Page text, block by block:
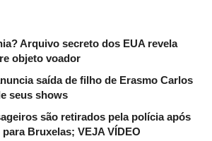
Arquivo secreto dos EUA revela
objeto voador
saída de filho de Erasmo Carlos
seus shows
são retirados pela polícia após
Bruxelas; VEJA VÍDEO